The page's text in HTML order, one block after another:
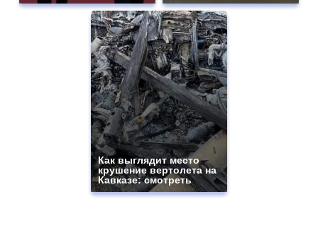
Как выглядит место
крушение вертолета на
Кавказе: смотреть